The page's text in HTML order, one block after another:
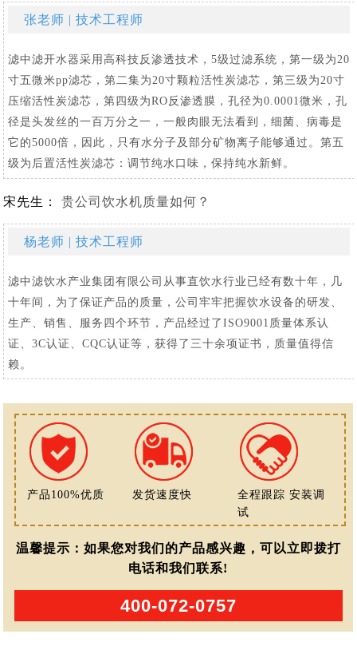
张老师 | 技术工程师
滤中滤开水器采用高科技反渗透技术，5级过滤系统，第一级为20
寸五微米pp滤芯，第二集为20寸颗粒活性炭滤芯，第三级为20寸
压缩活性炭滤芯，第四级为RO反渗透膜，孔径为0.0001微米，孔
径是头发丝的一百万分之一，一般肉眼无法看到，细菌、病毒是
它的5000倍，因此，只有水分子及部分矿物离子能够通过。第五
级为后置活性炭滤芯：调节纯水口味，保持纯水新鲜。
宋先生： 贵公司饮水机质量如何？
杨老师 | 技术工程师
滤中滤饮水产业集团有限公司从事直饮水行业已经有数十年，几
十年间，为了保证产品的质量，公司牢牢把握饮水设备的研发、
生产、销售、服务四个环节，产品经过了ISO9001质量体系认
证、3C认证、CQC认证等，获得了三十余项证书，质量值得信
赖。
产品100%优质 发货速度快
全程跟踪 安装调
试
温馨提示：如果您对我们的产品感兴趣，可以立即拨打
电话和我们联系!
400-072-0757